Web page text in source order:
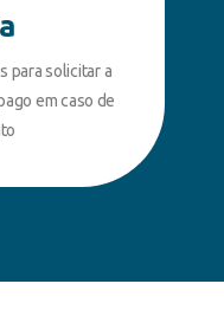
para solicitar a
em caso de